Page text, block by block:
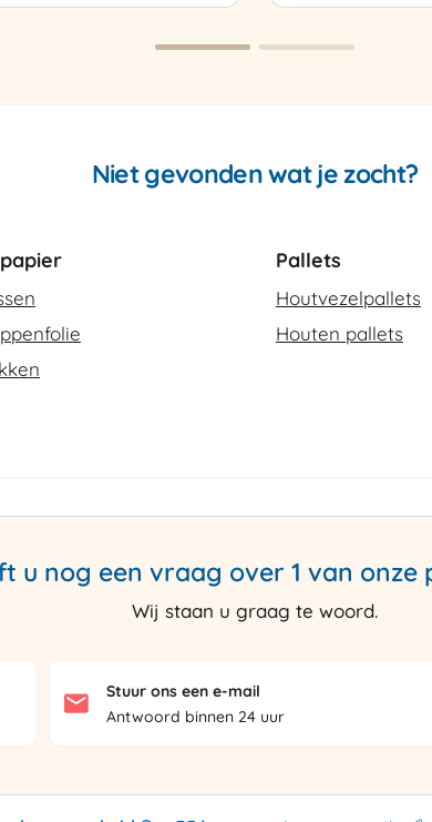
Niet gevonden wat je zocht?
Pallets
Houtvezelpallets
Houten pallets
u nog een vraag over 1 van onze
Wij staan u graag te woord.
Stuur ons een e-mail
Antwoord binnen 24 uur